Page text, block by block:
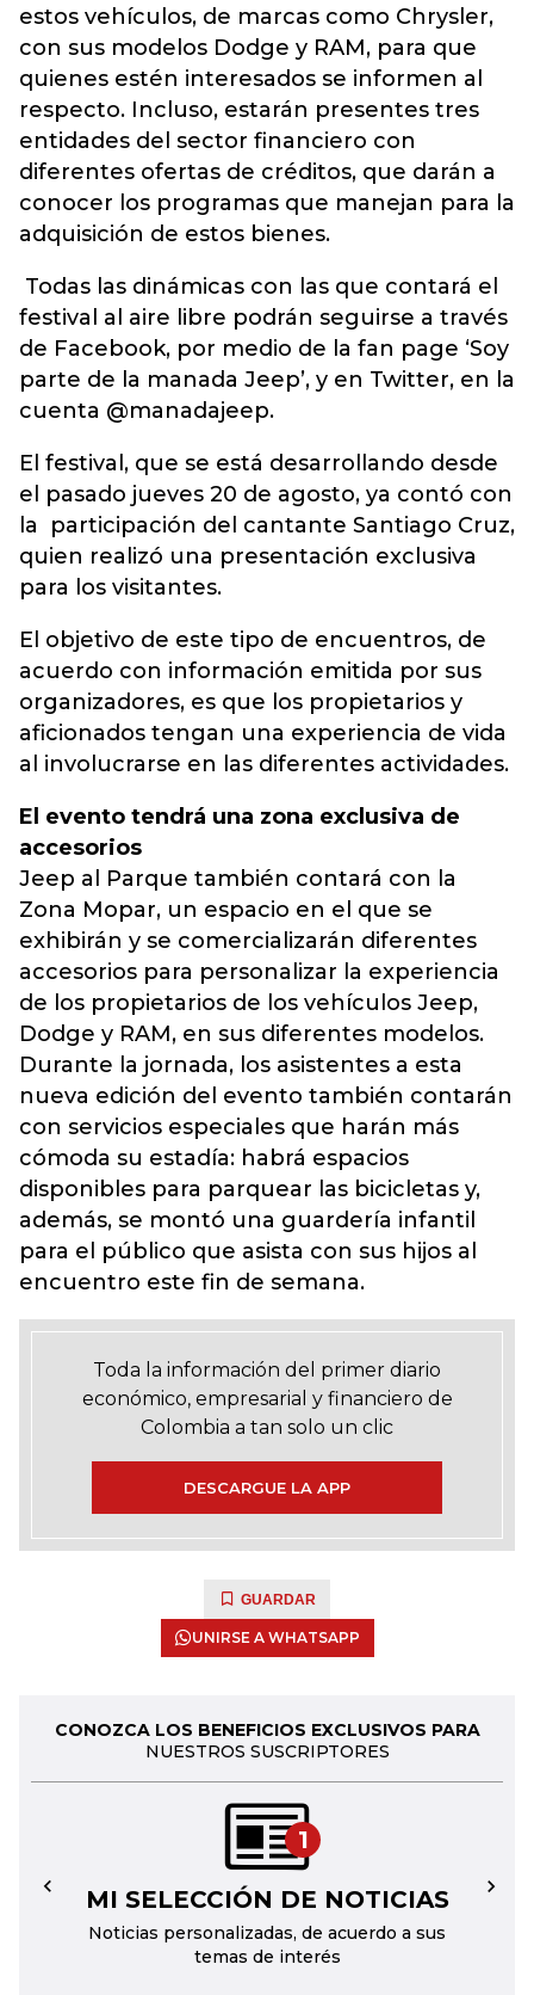
estos vehículos, de marcas como Chrysler,
con sus modelos Dodge y RAM, para que
quienes estén interesados se informen al
respecto. Incluso, estarán presentes tres
entidades del sector financiero con
diferentes ofertas de créditos, que darán a
conocer los programas que manejan para la
adquisición de estos bienes.
Todas las dinámicas con las que contará el
festival al aire libre podrán seguirse a través
de Facebook, por medio de la fan page ‘Soy
parte de la manada Jeep’, y en Twitter, en la
cuenta @manadajeep.
El festival, que se está desarrollando desde
el pasado jueves 20 de agosto, ya contó con
la participación del cantante Santiago Cruz,
quien realizó una presentación exclusiva
para los visitantes.
El objetivo de este tipo de encuentros, de
acuerdo con información emitida por sus
organizadores, es que los propietarios y
aficionados tengan una experiencia de vida
al involucrarse en las diferentes actividades.
El evento tendrá una zona exclusiva de
accesorios
Jeep al Parque también contará con la
Zona Mopar, un espacio en el que se
exhibirán y se comercializarán diferentes
accesorios para personalizar la experiencia
de los propietarios de los vehículos Jeep,
Dodge y RAM, en sus diferentes modelos.
Durante la jornada, los asistentes a esta
nueva edición del evento también contarán
con servicios especiales que harán más
cómoda su estadía: habrá espacios
disponibles para parquear las bicicletas y,
además, se montó una guardería infantil
para el público que asista con sus hijos al
encuentro este fin de semana.
Toda la información del primer diario
económico, empresarial y financiero de
Colombia a tan solo un clic
DESCARGUE LA APP
GUARDAR
UNIRSE A WHATSAPP
CONOZCA LOS BENEFICIOS EXCLUSIVOS PARA
NUESTROS SUSCRIPTORES
1
MI SELECCIÓN DE NOTICIAS
Noticias personalizadas, de acuerdo a sus
temas de interés
← →